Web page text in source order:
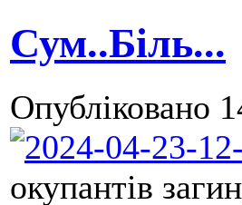
Сум..Біль...
Опубліковано
окупантів